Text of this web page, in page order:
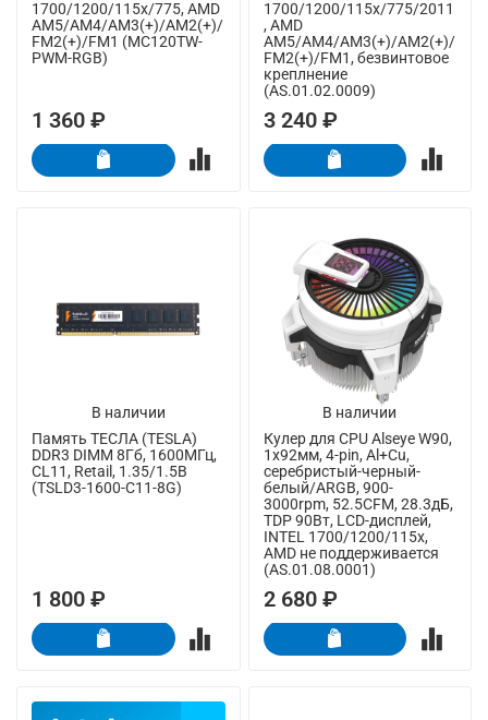
1700/1200/115x/775, AMD
AM5/AM4/AM3(+)/AM2(+)/
FM2(+)/FM1 (MC120TW-
PWM-RGB)
1 360 ₽
1700/1200/115x/775/2011
, AMD
AM5/AM4/AM3(+)/AM2(+)/
FM2(+)/FM1, безвинтовое
креплнение
(AS.01.02.0009)
3 240 ₽
В наличии
Память ТЕСЛА (TESLA)
DDR3 DIMM 8Гб, 1600МГц,
CL11, Retail, 1.35/1.5В
(TSLD3-1600-C11-8G)
1 800 ₽
В наличии
Кулер для CPU Alseye W90,
1х92мм, 4-pin, Al+Cu,
серебристый-черный-
белый/ARGB, 900-
3000rpm, 52.5CFM, 28.3дБ,
TDP 90Вт, LCD-дисплей,
INTEL 1700/1200/115x,
AMD не поддерживается
(AS.01.08.0001)
2 680 ₽